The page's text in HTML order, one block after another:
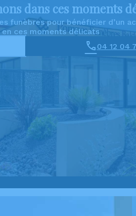
dans ces moments
funèbres pour bénéficier d’un
en ces moments délicats
04 12 04